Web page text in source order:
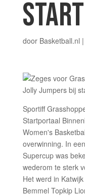
door Basketball.nl |
Sportiff
Startportaal
Women's
overwinning. In
Supercup was
wederom te sterk
Het werd in
Bemmel Topkip